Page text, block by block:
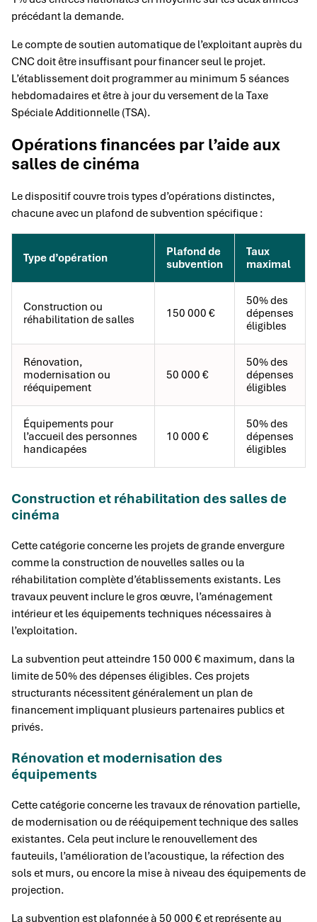
précédant la demande.
Le compte de soutien automatique de l’exploitant auprès du
CNC doit être insuffisant pour financer seul le projet.
L’établissement doit programmer au minimum 5 séances
hebdomadaires et être à jour du versement de la Taxe
Spéciale Additionnelle (TSA).
Opérations financées par l’aide aux
salles de cinéma
Le dispositif couvre trois types d’opérations distinctes,
chacune avec un plafond de subvention spécifique :
Type d’opération
Plafond de
subvention
Taux
maximal
Construction ou
réhabilitation de salles
150 000 €
50% des
dépenses
éligibles
Rénovation,
modernisation ou
rééquipement
50 000 €
50% des
dépenses
éligibles
Équipements pour
l’accueil des personnes
handicapées
10 000 €
50% des
dépenses
éligibles
Construction et réhabilitation des salles de
cinéma
Cette catégorie concerne les projets de grande envergure
comme la construction de nouvelles salles ou la
réhabilitation complète d’établissements existants. Les
travaux peuvent inclure le gros œuvre, l’aménagement
intérieur et les équipements techniques nécessaires à
l’exploitation.
La subvention peut atteindre 150 000 € maximum, dans la
limite de 50% des dépenses éligibles. Ces projets
structurants nécessitent généralement un plan de
financement impliquant plusieurs partenaires publics et
privés.
Rénovation et modernisation des
équipements
Cette catégorie concerne les travaux de rénovation partielle,
de modernisation ou de rééquipement technique des salles
existantes. Cela peut inclure le renouvellement des
fauteuils, l’amélioration de l’acoustique, la réfection des
sols et murs, ou encore la mise à niveau des équipements de
projection.
La subvention est plafonnée à 50 000 € et représente au